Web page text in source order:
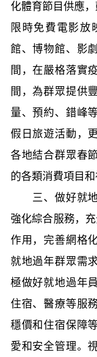
化體育節目供應
限時免費電影放
館、博物館、影
間，在嚴格落實
間，為群眾提供
量、預約、錯峰
假日旅遊活動，
各地結合群眾春
的各類消費項目和
三、做好就地
強化綜合服務，
作用，完善網格
就地過年群眾需
極做好就地過年
住宿、醫療等服
穩價和住宿保障
愛和安全管理。